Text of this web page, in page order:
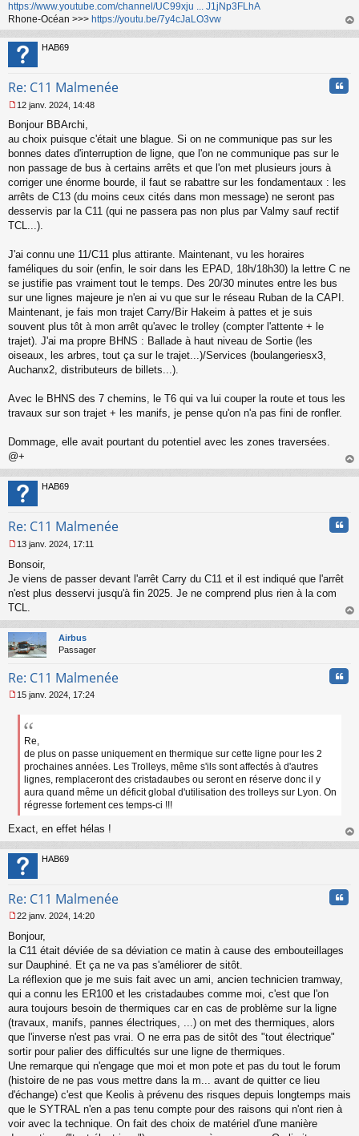
g
e
n
o
n
l
https://www.youtube.com/channel/UC99xju ... J1jNp3FLhA
Rhone-Océan >>> https://youtu.be/7y4cJaLO3vw
au
HAB69
Re: C11 Malmenée
e
s
s
g
e
n
o
n
12 janv. 2024, 14:48
Bonjour BBArchi,
au choix puisque c'était une blague. Si on ne communique pas sur les
bonnes dates d'interruption de ligne, que l'on ne communique pas sur le
non passage de bus à certains arrêts et que l'on met plusieurs jours à
corriger une énorme bourde, il faut se rabattre sur les fondamentaux : les
arrêts de C13 (du moins ceux cités dans mon message) ne seront pas
desservis par la C11 (qui ne passera pas non plus par Valmy sauf rectif
TCL...).
J'ai connu une 11/C11 plus attirante. Maintenant, vu les horaires
faméliques du soir (enfin, le soir dans les EPAD, 18h/18h30) la lettre C ne
se justifie pas vraiment tout le temps. Des 20/30 minutes entre les bus
sur une lignes majeure je n'en ai vu que sur le réseau Ruban de la CAPI.
Maintenant, je fais mon trajet Carry/Bir Hakeim à pattes et je suis
souvent plus tôt à mon arrêt qu'avec le trolley (compter l'attente + le
trajet). J'ai ma propre BHNS : Ballade à haut niveau de Sortie (les
oiseaux, les arbres, tout ça sur le trajet...)/Services (boulangeriesx3,
Auchanx2, distributeurs de billets...).
Avec le BHNS des 7 chemins, le T6 qui va lui couper la route et tous les
travaux sur son trajet + les manifs, je pense qu'on n'a pas fini de ronfler.
Dommage, elle avait pourtant du potentiel avec les zones traversées.
@+
au
HAB69
Re: C11 Malmenée
e
s
g
o
u
13 janv. 2024, 17:11
Bonsoir,
Je viens de passer devant l'arrêt Carry du C11 et il est indiqué que l'arrêt
n'est plus desservi jusqu'à fin 2025. Je ne comprend plus rien à la com
TCL.
au
Airbus
Passager
Re: C11 Malmenée
e
15 janv. 2024, 17:24
Re,
de plus on passe uniquement en thermique sur cette ligne pour les 2
prochaines années. Les Trolleys, même s'ils sont affectés à d'autres
lignes, remplaceront des cristadaubes ou seront en réserve donc il y
aura quand même un déficit global d'utilisation des trolleys sur Lyon. On
régresse fortement ces temps-ci !!!
Exact, en effet hélas !
au
HAB69
Re: C11 Malmenée
e
s
g
e
n
o
u
22 janv. 2024, 14:20
Bonjour,
la C11 était déviée de sa déviation ce matin à cause des embouteillages
sur Dauphiné. Et ça ne va pas s'améliorer de sitôt.
La réflexion que je me suis fait avec un ami, ancien technicien tramway,
qui a connu les ER100 et les cristadaubes comme moi, c'est que l'on
aura toujours besoin de thermiques car en cas de problème sur la ligne
(travaux, manifs, pannes électriques, ...) on met des thermiques, alors
que l'inverse n'est pas vrai. O ne erra pas de sitôt des "tout électrique"
sortir pour palier des difficultés sur une ligne de thermiques.
Une remarque qui n'engage que moi et mon pote et pas du tout le forum
(histoire de ne pas vous mettre dans la m... avant de quitter ce lieu
d'échange) c'est que Keolis à prévenu des risques depuis longtemps mais
que le SYTRAL n'en a pas tenu compte pour des raisons qui n'ont rien à
voir avec la technique. On fait des choix de matériel d'une manière